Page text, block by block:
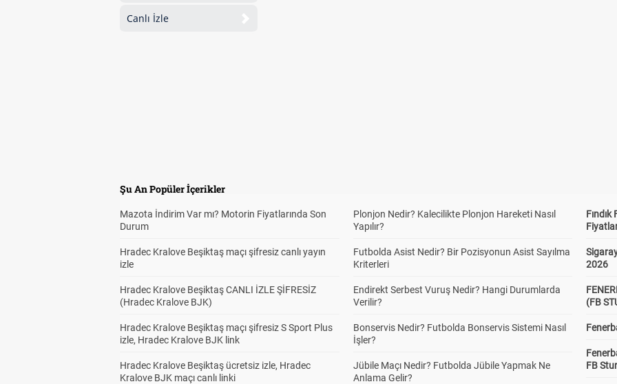
Canlı İzle
Şu An Popüler İçerikler
Mazota İndirim Var mı? Motorin Fiyatlarında Son
Durum
Hradec Kralove Beşiktaş maçı şifresiz canlı yayın
izle
Hradec Kralove Beşiktaş CANLI İZLE ŞİFRESİZ
(Hradec Kralove BJK)
Hradec Kralove Beşiktaş maçı şifresiz S Sport Plus
izle, Hradec Kralove BJK link
Hradec Kralove Beşiktaş ücretsiz izle, Hradec
Kralove BJK maçı canlı linki
Plonjon Nedir? Kalecilikte Plonjon Hareketi Nasıl
Yapılır?
Futbolda Asist Nedir? Bir Pozisyonun Asist Sayılma
Kriterleri
Endirekt Serbest Vuruş Nedir? Hangi Durumlarda
Verilir?
Bonservis Nedir? Futbolda Bonservis Sistemi Nasıl
İşler?
Jübile Maçı Nedir? Futbolda Jübile Yapmak Ne
Anlama Gelir?
Fındık
2026
(FB
FB